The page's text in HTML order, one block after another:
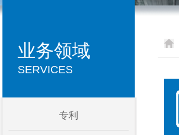
业务领域
SERVICES
专利